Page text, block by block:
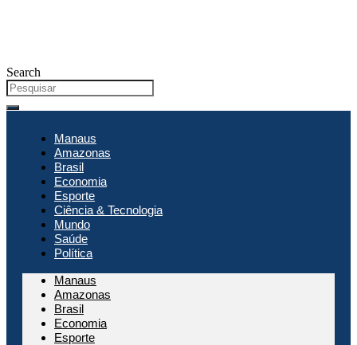
Search
Manaus
Amazonas
Brasil
Economia
Esporte
Ciência & Tecnologia
Mundo
Saúde
Política
Manaus
Amazonas
Brasil
Economia
Esporte